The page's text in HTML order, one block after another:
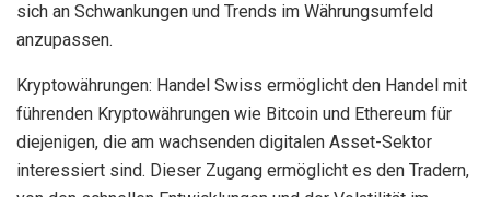
sich an Schwankungen und Trends im Währungsumfeld
anzupassen.
Kryptowährungen: Handel Swiss ermöglicht den Handel mit
führenden Kryptowährungen wie Bitcoin und Ethereum für
diejenigen, die am wachsenden digitalen Asset-Sektor
interessiert sind. Dieser Zugang ermöglicht es den Tradern,